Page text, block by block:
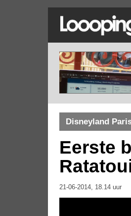
Disneyland
Eerste
21-06-2014, 18.14 uur